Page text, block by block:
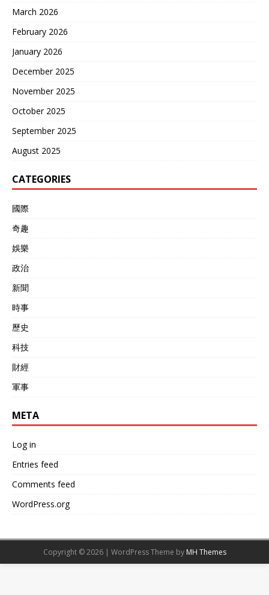
江，硬是把战线从鸭绿江边
推回了三八线。 再说台湾问
一，尽了最大的努力，拿出
了最大的诚意。但我们也从
来没有承诺放弃使用武力。
中华人民共和国的《反分裂
楚，在三种情况下，国家得
采取非和平方式及其他必要
措施，捍卫国家主权和领土
完整。其中一条就是，“和平
现在赖清德当局拒不承认“九
二共识”，在“台独”的道路上
断压缩和平统一的空间。什
么时候扳机被扣动，决定权
不在北京，更不在华盛顿，
而在台北那些数典忘祖的人
话，听着霸气，实际上很心
虚。他害怕局势失控。他所
谓的“给我个面子”，潜台词
其实是“求求你们，别在我任
边，有自己的节奏和定力。
这些年，我们为什么要像“下
饺子”一样造航母、造大驱？
为什么要搞“联合利剑”这样
天，当“台独”分子和外部干
们有得选，而且能一击制
胜。 我们的准备，不是为了
施令。我们的时间表，是根
据中华民族伟大复兴的进程
大选的四年周期。 说白了，
特朗普想拿台湾问题做交
易，换取他任期内的“和
了筹码。台湾，是中国的核
心利益，是无价的，是不能
March 2026
February 2026
January 2026
December 2025
November 2025
October 2025
September 2025
August 2025
CATEGORIES
國際
奇趣
娛樂
政治
新聞
時事
歷史
科技
財經
軍事
META
Log in
Entries feed
Comments feed
WordPress.org
Copyright © 2026 | WordPress Theme by MH Themes